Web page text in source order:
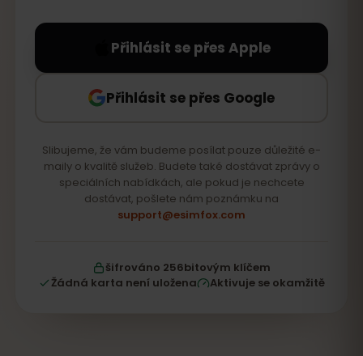
Přihlásit se přes Apple
Přihlásit se přes Google
Slibujeme, že vám budeme posílat pouze důležité e-
maily o kvalitě služeb. Budete také dostávat zprávy o
speciálních nabídkách, ale pokud je nechcete
dostávat, pošlete nám poznámku na
support@esimfox.com
šifrováno 256bitovým klíčem
Žádná karta není uložena
Aktivuje se okamžitě